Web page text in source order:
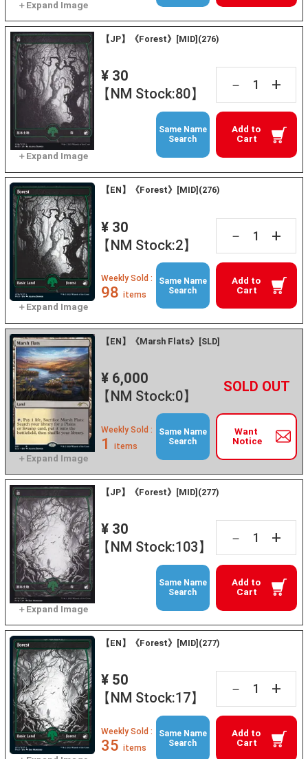
【JP】《Forest》[MID](276)
¥ 30
【NM Stock:80】
－ +
Add to
Cart
Same Name
Search
【EN】《Forest》[MID](276)
¥ 30
【NM Stock:2】
－ +
Add to
Cart
Weekly Sold :
98 items
Same Name
Search
【EN】《Marsh Flats》[SLD]
¥ 6,000
【NM Stock:0】
－ +
Want
Notice
Weekly Sold :
1 items
Same Name
Search
【JP】《Forest》[MID](277)
¥ 30
【NM Stock:103】
－ +
Add to
Cart
Same Name
Search
【EN】《Forest》[MID](277)
¥ 50
【NM Stock:17】
－ +
Add to
Cart
Weekly Sold :
35 items
Same Name
Search